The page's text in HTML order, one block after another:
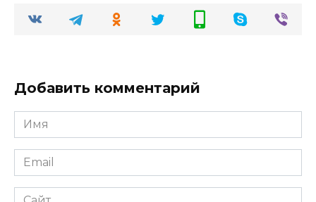
Добавить комментарий
Имя
Email
Сайт